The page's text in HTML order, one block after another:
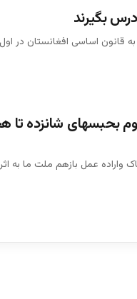
بگیرند
اساسی افغانستان در
بحبسهای شانزده تا
واراده عمل بازهم ملت ما به